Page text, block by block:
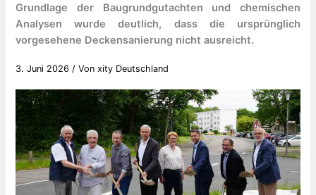
Grundlage der Baugrundgutachten und chemischen
Analysen wurde deutlich, dass die ursprünglich
vorgesehene Deckensanierung nicht ausreicht.
3. Juni 2026 / Vonxity Deutschland